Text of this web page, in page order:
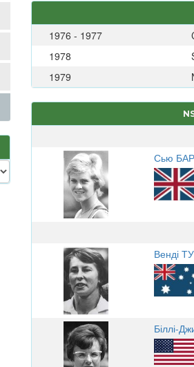
1976 - 1977
1978
1979
Сью
Венді
Біллі-